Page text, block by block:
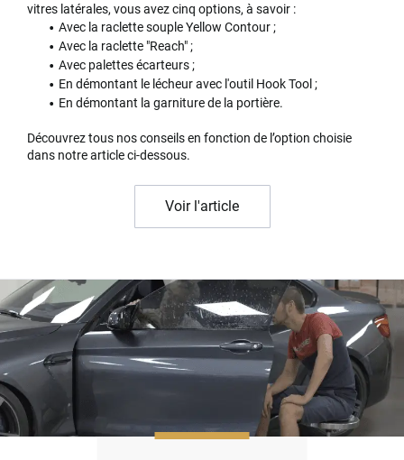
vitres latérales, vous avez cinq options, à savoir :
Avec la raclette souple Yellow Contour ;
Avec la raclette "Reach" ;
Avec palettes écarteurs ;
En démontant le lécheur avec l'outil Hook Tool ;
En démontant la garniture de la portière.
Découvrez tous nos conseils en fonction de l’option choisie
dans notre article ci-dessous.
Voir l'article